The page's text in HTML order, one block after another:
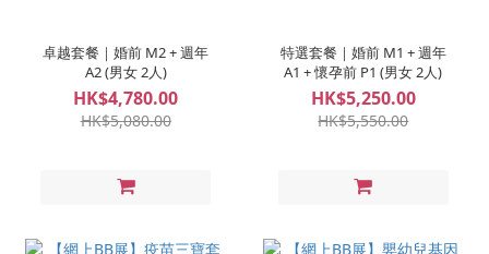
卓越套餐｜婚前 M2 + 週年
A2 (男女 2人)
HK$4,780.00
HK$5,080.00
特選套餐｜婚前 M1 + 週年
A1 + 懷孕前 P1 (男女 2人)
HK$5,250.00
HK$5,550.00